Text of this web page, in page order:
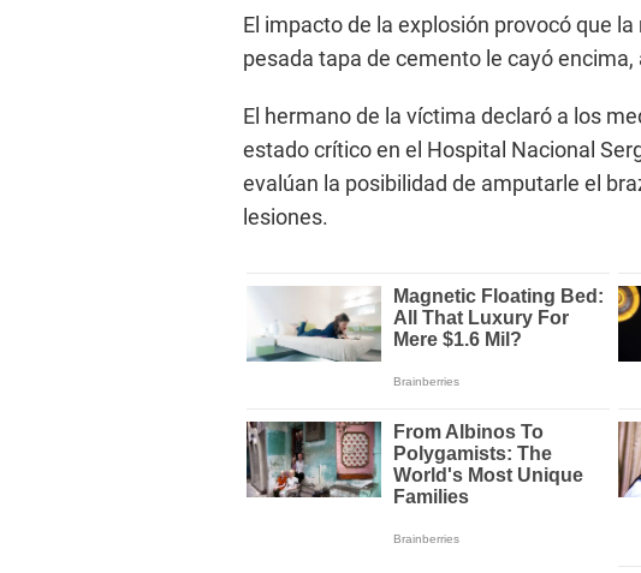
El impacto de la explosión provocó que
pesada tapa de cemento le cayó
El hermano de la víctima declaró a los
estado crítico en el Hospital Nacional
evalúan la posibilidad de amputarle el
lesiones.